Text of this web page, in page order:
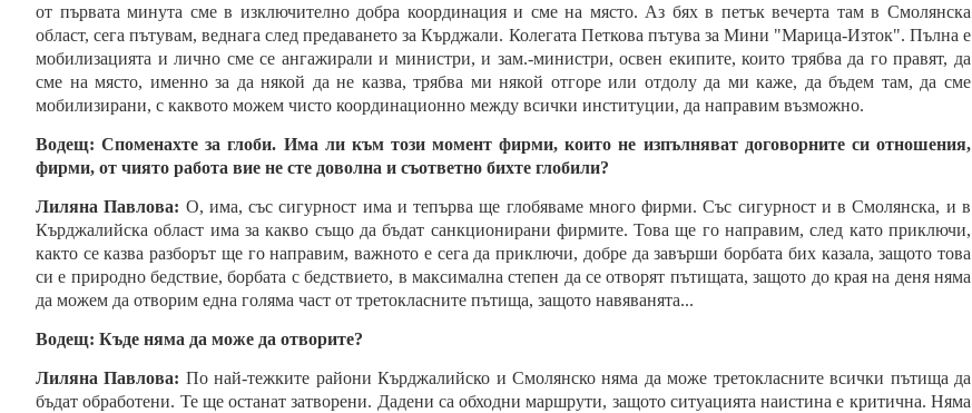
от първата минута сме в изключително добра координация и сме на място. Аз бях в петък вечерта там в Смолянска
област, сега пътувам, веднага след предаването за Кърджали. Колегата Петкова пътува за Мини "Марица-Изток". Пълна е
мобилизацията и лично сме се ангажирали и министри, и зам.-министри, освен екипите, които трябва да го правят, да
сме на място, именно за да някой да не казва, трябва ми някой отгоре или отдолу да ми каже, да бъдем там, да сме
мобилизирани, с каквото можем чисто координационно между всички институции, да направим възможно.
Водещ:Споменахте за глоби. Има ли към този момент фирми, които не изпълняват договорните си отношения,
фирми, от чиято работа вие не сте доволна и съответно бихте глобили?
Лиляна Павлова: О, има, със сигурност има и тепърва ще глобяваме много фирми. Със сигурност и в Смолянска, и в
Кърджалийска област има за какво също да бъдат санкционирани фирмите. Това ще го направим, след като приключи,
както се казва разборът ще го направим, важното е сега да приключи, добре да завърши борбата бих казала, защото това
си е природно бедствие, борбата с бедствието, в максимална степен да се отворят пътищата, защото до края на деня няма
да можем да отворим една голяма част от третокласните пътища, защото навяванята...
Водещ: Къде няма да може да отворите?
Лиляна Павлова: По най-тежките райони Кърджалийско и Смолянско няма да може третокласните всички пътища да
бъдат обработени. Те ще останат затворени. Дадени са обходни маршрути, защото ситуацията наистина е критична. Няма